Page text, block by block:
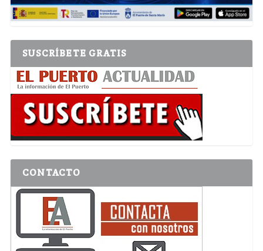
SUSCRÍBETE GRATIS
CONTACTO